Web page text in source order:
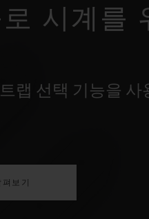
로 시계를
랩 선택 기능을
펴보기